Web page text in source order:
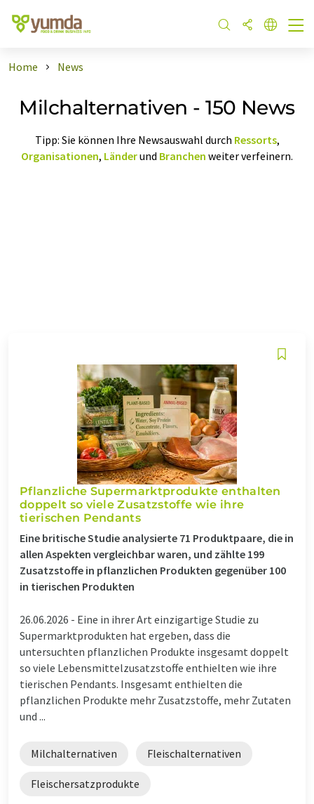
Home News
Milchalternativen - 150 News
Tipp: Sie können Ihre Newsauswahl durch Ressorts,
Organisationen, Länderund Branchen weiter verfeinern.
Pflanzliche Supermarktprodukte enthalten
doppelt so viele Zusatzstoffe wie ihre
tierischen Pendants
Eine britische Studie analysierte 71 Produktpaare, die in
allen Aspekten vergleichbar waren, und zählte 199
Zusatzstoffe in pflanzlichen Produkten gegenüber 100
in tierischen Produkten
26.06.2026 - Eine in ihrer Art einzigartige Studie zu
Supermarktprodukten hat ergeben, dass die
untersuchten pflanzlichen Produkte insgesamt doppelt
so viele Lebensmittelzusatzstoffe enthielten wie ihre
tierischen Pendants. Insgesamt enthielten die
pflanzlichen Produkte mehr Zusatzstoffe, mehr Zutaten
und ...
Milchalternativen Fleischalternativen
Fleischersatzprodukte